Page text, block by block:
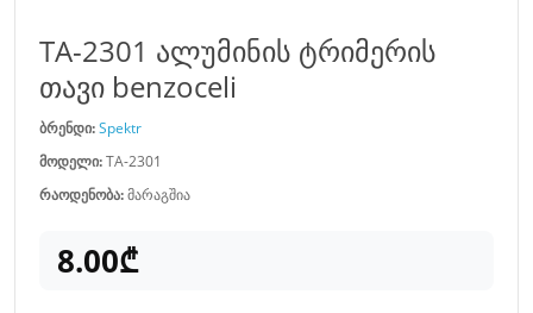
TA-2301 ალუმინის ტრიმერის
თავი benzoceli
ბრენდი:Spektr
მოდელი:TA-2301
რაოდენობა:მარაგშია
8.00₾